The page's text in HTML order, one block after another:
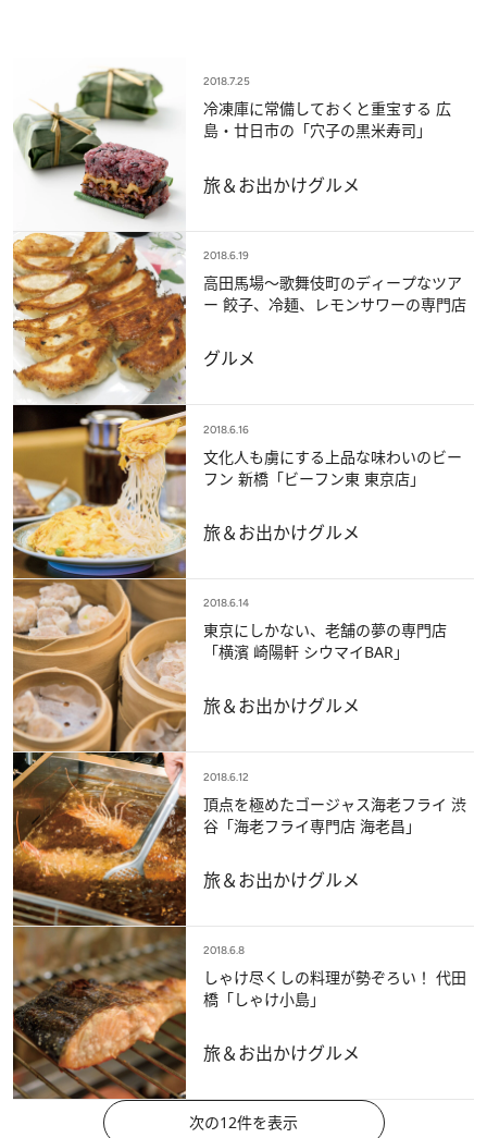
2018.7.25
冷凍庫に常備しておくと重宝する 広
島・廿日市の「穴子の黒米寿司」
旅＆お出かけグルメ
2018.6.19
高田馬場～歌舞伎町のディープなツア
ー 餃子、冷麺、レモンサワーの専門店
グルメ
2018.6.16
文化人も虜にする上品な味わいのビー
フン 新橋「ビーフン東 東京店」
旅＆お出かけグルメ
2018.6.14
東京にしかない、老舗の夢の専門店
「横濱 崎陽軒 シウマイBAR」
旅＆お出かけグルメ
2018.6.12
頂点を極めたゴージャス海老フライ 渋
谷「海老フライ専門店 海老昌」
旅＆お出かけグルメ
2018.6.8
しゃけ尽くしの料理が勢ぞろい！ 代田
橋「しゃけ小島」
旅＆お出かけグルメ
次の12件を表示